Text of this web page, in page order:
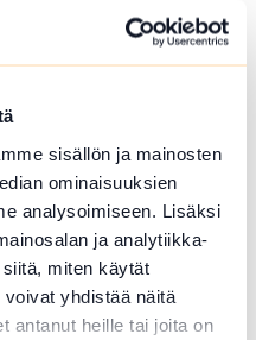
sisällön ja mainosten
ominaisuuksien
analysoimiseen. Lisäksi
ja analytiikka-
miten käytät
yhdistää näitä
antanut heille tai joita on
Vesitornin ulkokuntosali
{ }